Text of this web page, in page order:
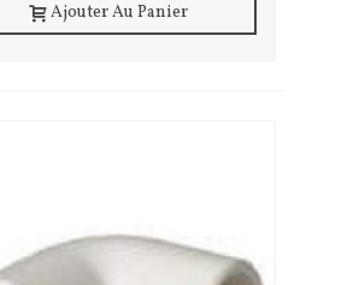
Ajouter Au Panier